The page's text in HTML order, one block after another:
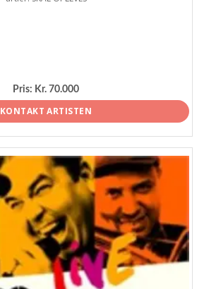
Pris: Kr. 70.000
KONTAKT ARTISTEN